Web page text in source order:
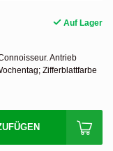
Auf Lager
Antrieb
Zifferblattfarbe